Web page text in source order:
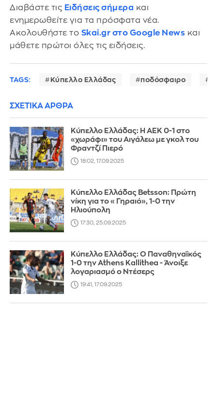
Διαβάστε τις Ειδήσεις σήμερα και
ενημερωθείτε για τα πρόσφατα νέα.
Ακολουθήστε το Skai.gr στο Google News και
μάθετε πρώτοι όλες τις ειδήσεις.
TAGS: Κύπελλο Ελλάδας ποδόσφαιρο
ΣΧΕΤΙΚΑ ΑΡΘΡΑ
Κύπελλο Ελλάδας: Η ΑΕΚ 0-1 στο
«χωράφι» του Αιγάλεω με γκολ του
Φραντζί Πιερό
18:02, 17.09.2025
Κύπελλο Ελλάδας Betsson: Πρώτη
νίκη για το «Γηραιό», 1-0 την
Ηλιούπολη
17:30, 25.09.2025
Κύπελλο Ελλάδας: Ο Παναθηναϊκός
1-0 την Athens Kallithea - Άνοιξε
λογαριασμό ο Ντέσερς
19:41, 17.09.2025